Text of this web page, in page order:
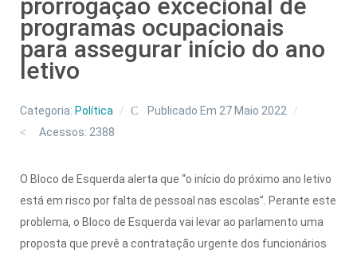
prorrogação excecional de
programas ocupacionais
para assegurar início do ano
letivo
Categoria: Política
Publicado Em 27 Maio 2022
Acessos: 2388
O Bloco de Esquerda alerta que “o início do próximo ano letivo
está em risco por falta de pessoal nas escolas”. Perante este
problema, o Bloco de Esquerda vai levar ao parlamento uma
proposta que prevê a contratação urgente dos funcionários